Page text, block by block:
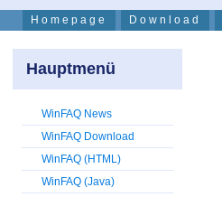
Homepage Download
Hauptmenü
WinFAQ News
WinFAQ Download
WinFAQ (HTML)
WinFAQ (Java)